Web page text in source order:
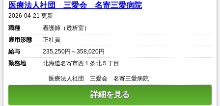
医療法人社団 三愛会 名寄三愛病院
2026-04-21 更新
職種
看護師（透析室）
雇用形態
正社員
給与
235,250円～358,020円
勤務地
北海道名寄市西１条北５丁目
医療法人社団 三愛会 名寄三愛病院
詳細を見る